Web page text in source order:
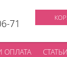
71
ОПЛАТА СТАТЬИ